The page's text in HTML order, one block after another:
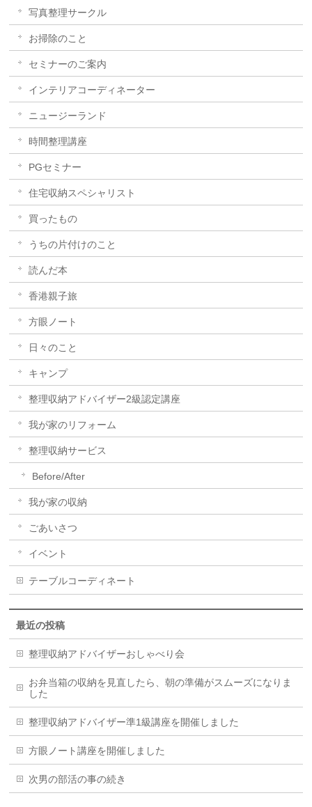
写真整理サークル
お掃除のこと
セミナーのご案内
インテリアコーディネーター
ニュージーランド
時間整理講座
PGセミナー
住宅収納スペシャリスト
買ったもの
うちの片付けのこと
読んだ本
香港親子旅
方眼ノート
日々のこと
キャンプ
整理収納アドバイザー2級認定講座
我が家のリフォーム
整理収納サービス
Before/After
我が家の収納
ごあいさつ
イベント
テーブルコーディネート
最近の投稿
整理収納アドバイザーおしゃべり会
お弁当箱の収納を見直したら、朝の準備がスムーズになりま
した
整理収納アドバイザー準1級講座を開催しました
方眼ノート講座を開催しました
次男の部活の事の続き